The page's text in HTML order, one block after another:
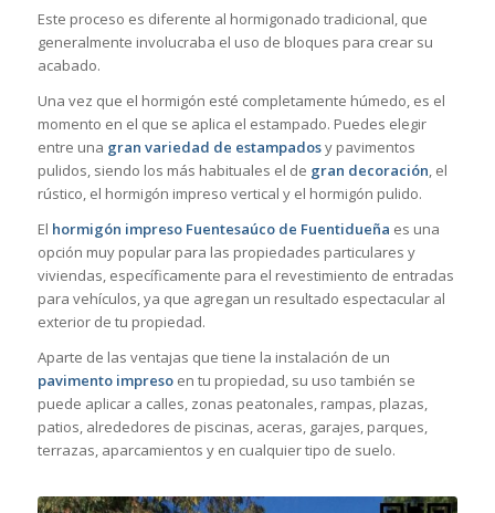
Este proceso es diferente al hormigonado tradicional, que
generalmente involucraba el uso de bloques para crear su
acabado.
Una vez que el hormigón esté completamente húmedo, es el
momento en el que se aplica el estampado. Puedes elegir
entre una gran variedad de estampadosy pavimentos
pulidos, siendo los más habituales el de gran decoración, el
rústico, el hormigón impreso vertical y el hormigón pulido.
El hormigón impreso Fuentesaúco de Fuentidueña es una
opción muy popular para las propiedades particulares y
viviendas, específicamente para el revestimiento de entradas
para vehículos, ya que agregan un resultado espectacular al
exterior de tu propiedad.
Aparte de las ventajas que tiene la instalación de un
pavimento impresoen tu propiedad, su uso también se
puede aplicar a calles, zonas peatonales, rampas, plazas,
patios, alrededores de piscinas, aceras, garajes, parques,
terrazas, aparcamientos y en cualquier tipo de suelo.